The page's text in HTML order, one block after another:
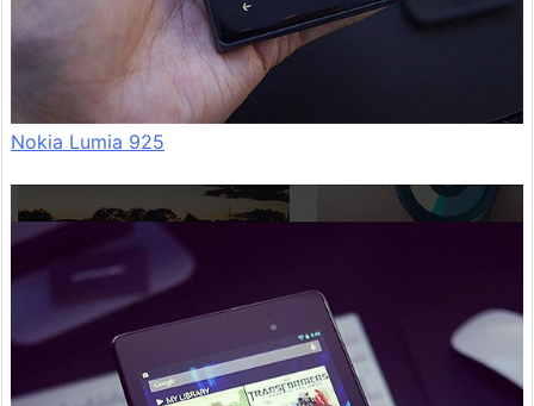
Nokia Lumia 925